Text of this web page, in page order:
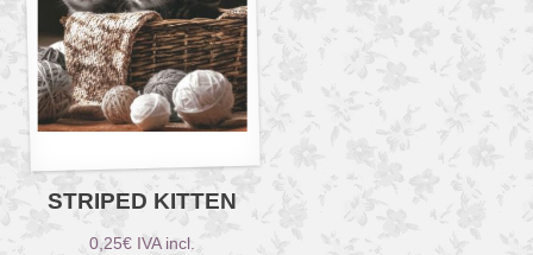
STRIPED KITTEN
0,25€ IVA incl.